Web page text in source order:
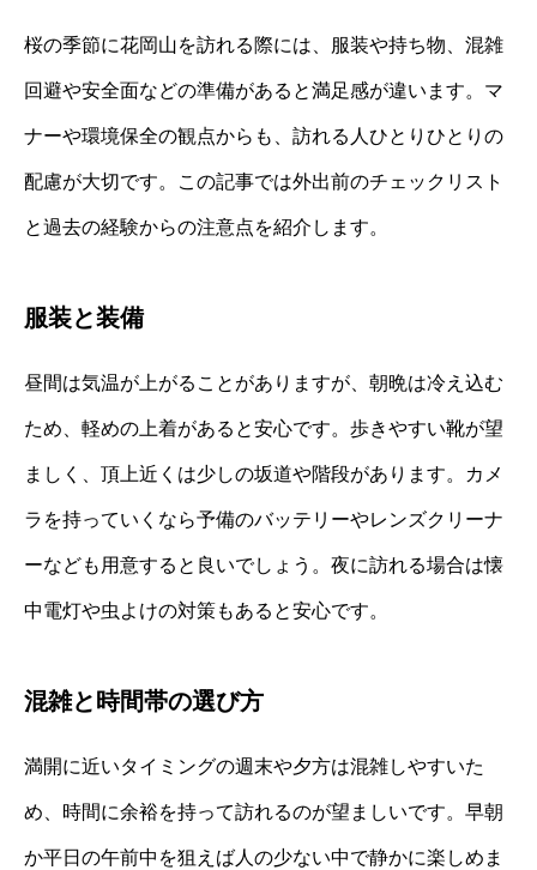
桜の季節に花岡山を訪れる際には、服装や持ち物、混雑
回避や安全面などの準備があると満足感が違います。マ
ナーや環境保全の観点からも、訪れる人ひとりひとりの
配慮が大切です。この記事では外出前のチェックリスト
と過去の経験からの注意点を紹介します。
服装と装備
昼間は気温が上がることがありますが、朝晩は冷え込む
ため、軽めの上着があると安心です。歩きやすい靴が望
ましく、頂上近くは少しの坂道や階段があります。カメ
ラを持っていくなら予備のバッテリーやレンズクリーナ
ーなども用意すると良いでしょう。夜に訪れる場合は懐
中電灯や虫よけの対策もあると安心です。
混雑と時間帯の選び方
満開に近いタイミングの週末や夕方は混雑しやすいた
め、時間に余裕を持って訪れるのが望ましいです。早朝
か平日の午前中を狙えば人の少ない中で静かに楽しめま